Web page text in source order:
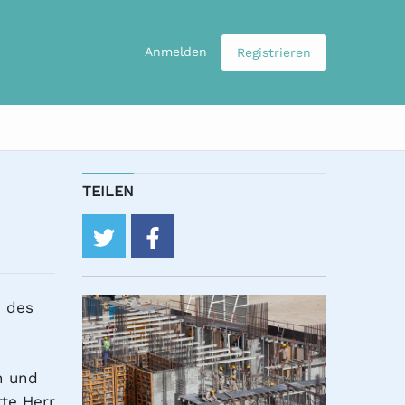
Anmelden Registrieren
des
und
Herr
TEILEN
twitter